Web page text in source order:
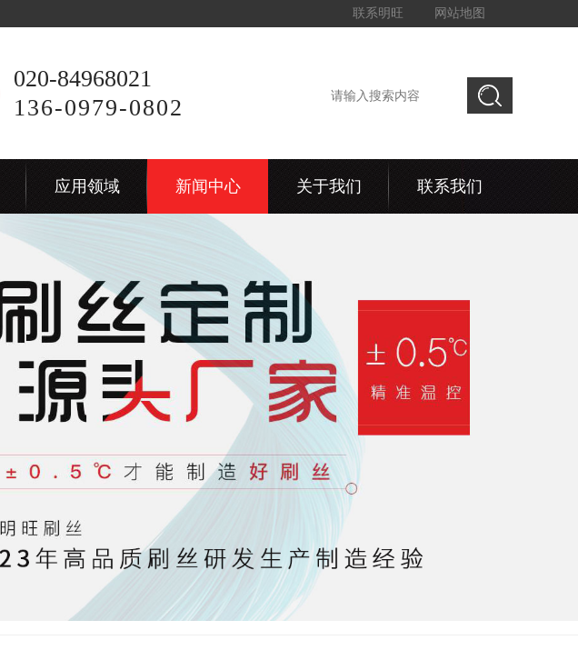
联系明旺 网站地图
020-84968021
136-0979-0802
应用领域 新闻中心 关于我们 联系我们